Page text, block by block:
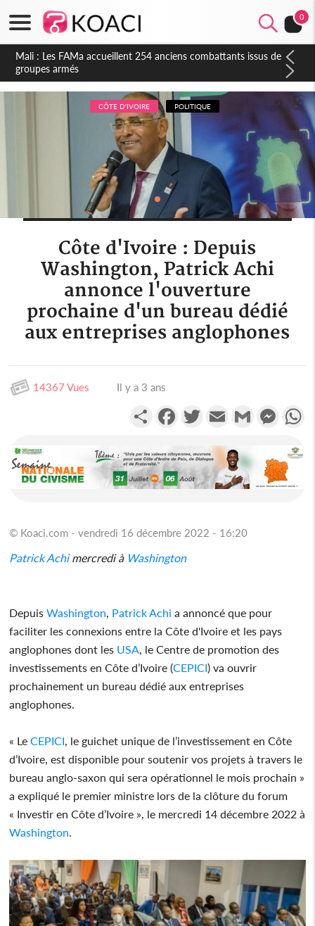
0
Côte d'Ivoire : Election FIF, le frère de feu Sidy Diallo se lance
dans la course
CÔTE D'IVOIRE POLITIQUE
Côte d'Ivoire : Depuis
Washington, Patrick Achi
annonce l'ouverture
prochaine d'un bureau dédié
aux entreprises anglophones
14367 Vues Il y a 3 ans
PartagerFacebookTwitterEmail Gmail
© Koaci.com - vendredi 16 décembre 2022 - 16:20
Patrick Achimercredi à Washington
DepuisWashington, Patrick Achi a annoncé que pour
faciliter les connexions entre la Côte d'Ivoire et les pays
anglophones dont les USA, le Centre de promotion des
investissements en Côte d’Ivoire (CEPICI) va ouvrir
prochainement un bureau dédié aux entreprises
anglophones.
« LeCEPICI, le guichet unique de l’investissement en Côte
d’Ivoire, est disponible pour soutenir vos projets à travers le
bureau anglo-saxon qui sera opérationnel le mois prochain »
a expliqué le premier ministre lors de la clôture du forum
« Investir en Côte d’Ivoire », le mercredi 14 décembre 2022 à
Washington.